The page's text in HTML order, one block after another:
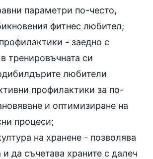
параметри по-често,
фитнес любител;
- заедно с
тренировъчната си
любители
профилактики за по-
и оптимизиране на
процеси;
на хранене - позволява
да съчетава храните с далеч